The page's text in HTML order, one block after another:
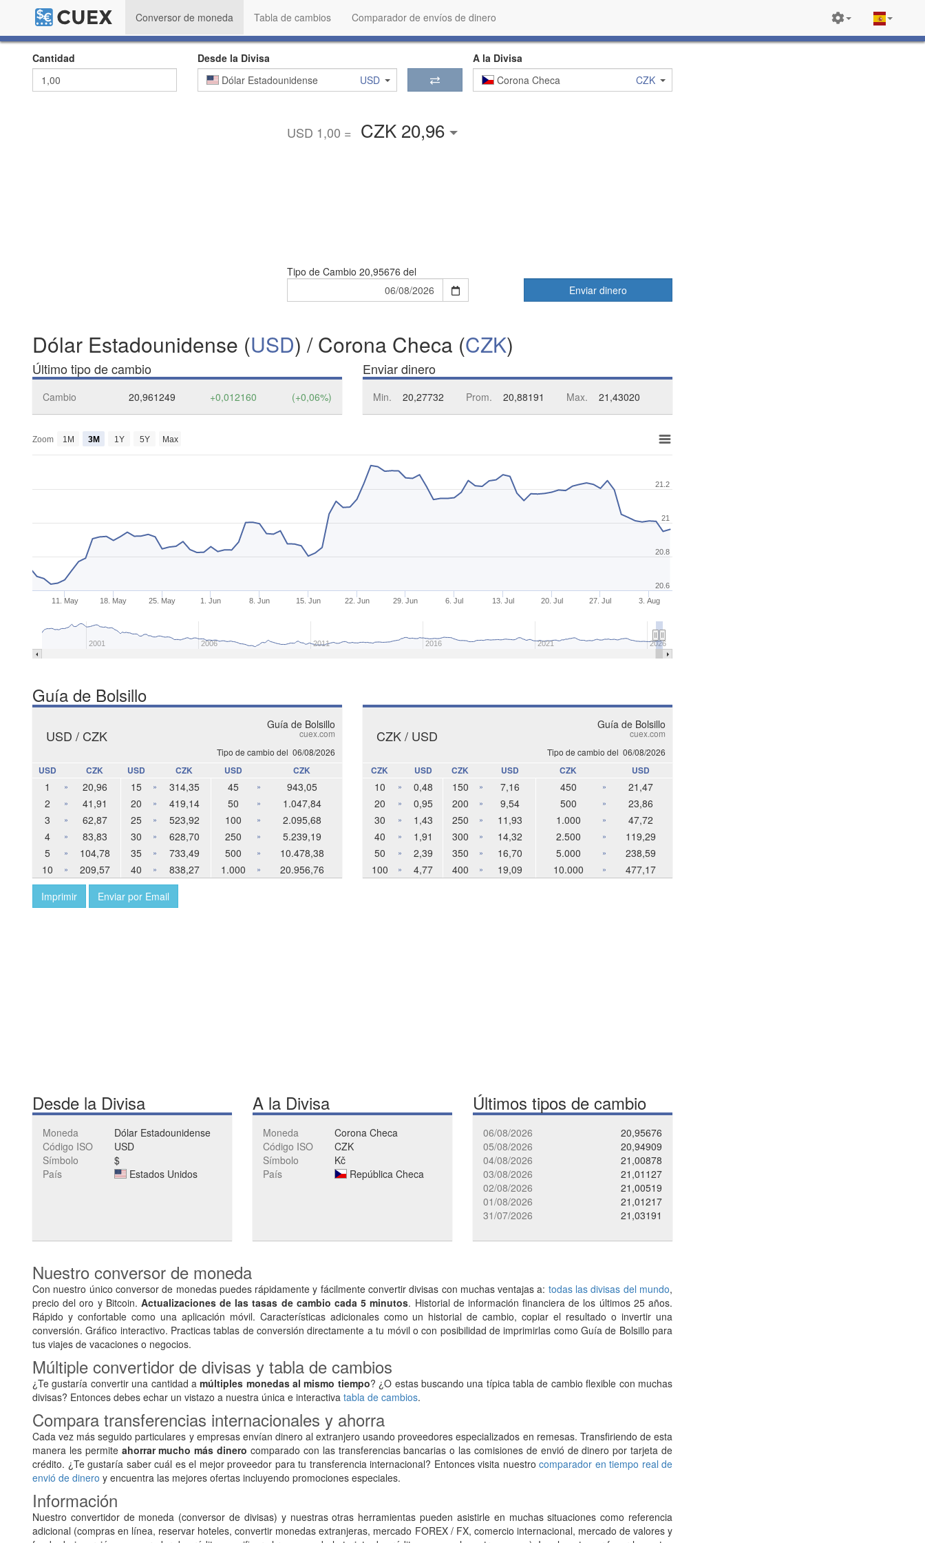
Conversor de moneda Tabla de cambios Comparador de envíos de dinero
Cantidad
Desde la Divisa
Dólar Estadounidense
USD
A la Divisa
Corona Checa
CZK
USD 1,00 = CZK 20,96
Tipo de Cambio 20,95676 del
Enviar dinero
Dólar Estadounidense (USD) / Corona Checa (CZK)
Último tipo de cambio
Cambio 20,961249 +0,012160 (+0,06%)
Enviar dinero
Min. 20,27732 Prom. 20,88191 Max. 21,43020
11. May 18. May 25. May 1. Jun 8. Jun 15. Jun 22. Jun 29. Jun 6. Jul 13. Jul 20. Jul 27. Jul 3. Aug
Zoom 1M 3M 1Y 5Y Max
2001 2006 2011 2016 2021 2026
20.6
20.8
21
21.2
Guía de Bolsillo
Guía de Bolsillo
cuex.com
Tipo de cambio del 06/08/2026
USD / CZK
USD CZK USD CZK USD CZK
1 » 20,96 15 » 314,35 45 »
943,05
2
» 41,91 20 » 419,14 50 »
1.047,84
3
» 62,87 25 » 523,92 100 »
2.095,68
4
» 83,83 30 » 628,70 250 »
5.239,19
5
» 104,78 35 » 733,49 500 »
10.478,38
10
» 209,57 40 » 838,27 1.000 » 20.956,76
Guía de Bolsillo
cuex.com
Tipo de cambio del 06/08/2026
CZK / USD
CZK USD CZK USD CZK USD
10 » 0,48 150 » 7,16 450 »
21,47
20
» 0,95 200 » 9,54 500 »
23,86
30
» 1,43 250 » 11,93 1.000 »
47,72
40
» 1,91 300 » 14,32 2.500 »
119,29
50
» 2,39 350 » 16,70 5.000 »
238,59
100
» 4,77 400 » 19,09 10.000 »
477,17
Imprimir
Enviar por Email
Desde la Divisa
Moneda
Dólar Estadounidense
Código ISO
USD
Símbolo
$
País
Estados Unidos
A la Divisa
Moneda
Corona Checa
Código ISO
CZK
Símbolo
Kč
País
República Checa
Últimos tipos de cambio
06/08/2026
20,95676
05/08/2026
20,94909
04/08/2026
21,00878
03/08/2026
21,01127
02/08/2026
21,00519
01/08/2026
21,01217
31/07/2026
21,03191
Nuestro conversor de moneda
Con nuestro único conversor de monedas puedes rápidamente y fácilmente convertir divisas con muchas ventajas a: todas las divisas del mundo,
precio del oro y Bitcoin. Actualizaciones de las tasas de cambio cada 5 minutos. Historial de información financiera de los últimos 25 años.
Rápido y confortable como una aplicación móvil. Características adicionales como un historial de cambio, copiar el resultado o invertir una
conversión. Gráfico interactivo. Practicas tablas de conversión directamente a tu móvil o con posibilidad de imprimirlas como Guía de Bolsillo para
tus viajes de vacaciones o negocios.
Múltiple convertidor de divisas y tabla de cambios
¿Te gustaría convertir una cantidad amúltiples monedas al mismo tiempo? ¿O estas buscando una típica tabla de cambio flexible con muchas
divisas? Entonces debes echar un vistazo a nuestra única e interactiva tabla de cambios.
Compara transferencias internacionales y ahorra
Cada vez más seguido particulares y empresas envían dinero al extranjero usando proveedores especializados en remesas. Transfiriendo de esta
manera les permite ahorrar mucho más dinero comparado con las transferencias bancarias o las comisiones de envió de dinero por tarjeta de
crédito. ¿Te gustaría saber cuál es el mejor proveedor para tu transferencia internacional? Entonces visita nuestro comparador en tiempo real de
envió de dinero y encuentra las mejores ofertas incluyendo promociones especiales.
Información
Nuestro convertidor de moneda (conversor de divisas) y nuestras otras herramientas pueden asistirle en muchas situaciones como referencia
adicional (compras en línea, reservar hoteles, convertir monedas extranjeras, mercado FOREX / FX, comercio internacional, mercado de valores y